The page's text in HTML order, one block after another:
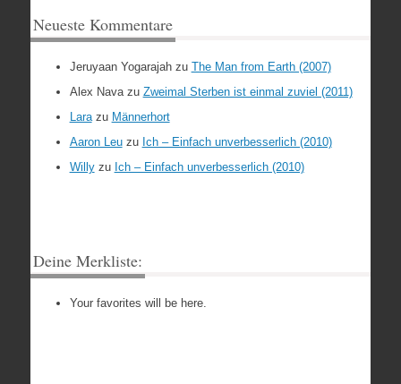
Neueste Kommentare
Jeruyaan Yogarajahzu The Man from Earth (2007)
Alex Navazu Zweimal Sterben ist einmal zuviel (2011)
Larazu Männerhort
Aaron Leuzu Ich – Einfach unverbesserlich (2010)
Willyzu Ich – Einfach unverbesserlich (2010)
Deine Merkliste:
Your favorites will be here.